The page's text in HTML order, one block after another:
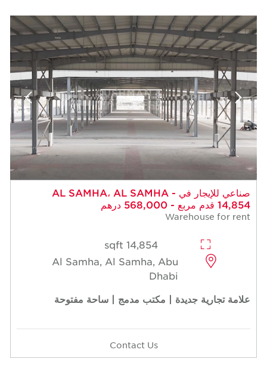
صناعي للإيجار في AL SAMHA، AL SAMHA -
14,854 قدم مربع - 568,000 درهم
Warehouse for rent
14,854 sqft
Al Samha, Al Samha, Abu
Dhabi
علامة تجارية جديدة | مكتب مدمج | ساحة مفتوحة
Contact Us